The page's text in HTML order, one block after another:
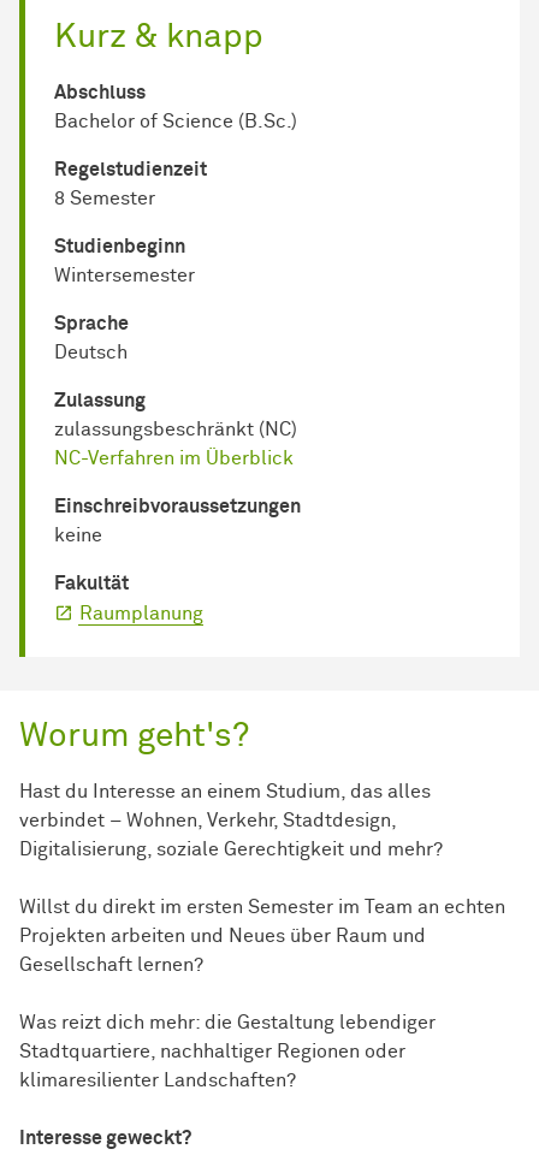
Kurz & knapp
Abschluss
Bachelor of Science (B.Sc.)
Regel­studienzeit
8 Semester
Studienbeginn
Wintersemester
Sprache
Deutsch
Zulassung
zulassungsbeschränkt (NC)
NC-Verfahren im Überblick
Einschreib­voraussetzungen
keine
Fakultät
Raumplanung
Worum geht's?
Hast du Interesse an einem Studium, das alles
verbindet – Wohnen, Verkehr, Stadtdesign,
Digitalisierung, soziale Gerechtigkeit und mehr?
Willst du direkt im ersten Semester im Team an echten
Projekten arbeiten und Neues über Raum und
Gesellschaft lernen?
Was reizt dich mehr: die Gestaltung lebendiger
Stadtquartiere, nachhaltiger Regionen oder
klimaresilienter Landschaften?
Interesse geweckt?